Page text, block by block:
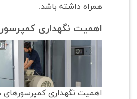
همراه داشته باشد.
اهمیت نگهداری
اهمیت نگهداری کمپرسورهای